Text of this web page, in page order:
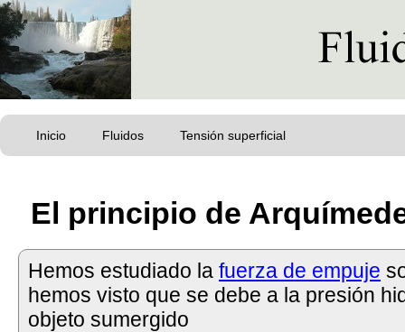
Inicio Fluidos Tensión superficial
El principio de
Hemos estudiado la fuerza de empuje
hemos visto que se debe a la presión
objeto sumergido